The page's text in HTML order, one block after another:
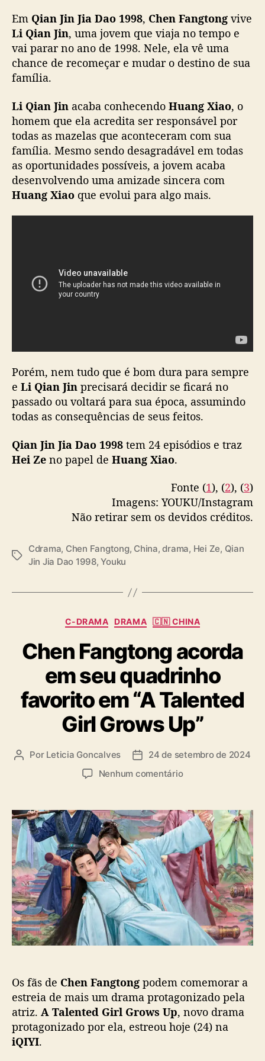
o
n
o
t
o
p
a
r
a
a
j
d
a
a
Em Qian Jin Jia Dao 1998, Chen Fangtong vive
Li Qian Jin, uma jovem que viaja no tempo e
vai parar no ano de 1998. Nele, ela vê uma
chance de recomeçar e mudar o destino de sua
família.
Li Qian Jin acaba conhecendo Huang Xiao, o
homem que ela acredita ser responsável por
todas as mazelas que aconteceram com sua
família. Mesmo sendo desagradável em todas
as oportunidades possíveis, a jovem acaba
desenvolvendo uma amizade sincera com
Huang Xiao que evolui para algo mais.
Porém, nem tudo que é bom dura para sempre
e Li Qian Jin precisará decidir se ficará no
passado ou voltará para sua época, assumindo
todas as consequências de seus feitos.
Qian Jin Jia Dao 1998 tem 24 episódios e traz
Hei Ze no papel de Huang Xiao.
Fonte (1), (2), (3)
Imagens: YOUKU/Instagram
Não retirar sem os devidos créditos.
T
s
Cdrama, Chen Fangtong, China,drama, Hei Ze, Qian
Jin Jia Dao 1998,Youku
C
t
e
g
o
r
a
C-DRAMA DRAMA 🇨🇳 CHINA
Chen Fangtong acorda
em seu quadrinho
favorito em “A Talented
Girl Grows Up”
A
r
d
o
p
o
s
t
Por Leticia Goncalves
D
d
e
p
u
b
l
i
c
a
ç
ã
24 de setembro de 2024
Nenhum comentárioe
h
e
n
F
a
n
g
t
o
n
o
r
d
a
e
Os fãs de Chen Fangtong podem comemorar a
estreia de mais um drama protagonizado pela
atriz. A Talented Girl Grows Up, novo drama
protagonizado por ela, estreou hoje (24) na
iQIYI.